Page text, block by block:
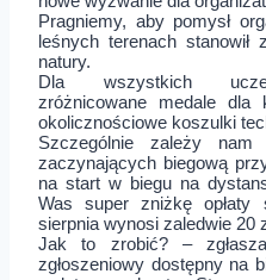
Pragniemy, aby pomysł
leśnych terenach stanowił
natury.
Dla wszystkich
zróżnicowane medale dla
okolicznościowe koszulki
Szczególnie zależy nam
zaczynających biegową
na start w biegu na
Was super zniżkę
sierpnia wynosi zaledwie 20
Jak to zrobić? –
zgłoszeniowy dostępny na